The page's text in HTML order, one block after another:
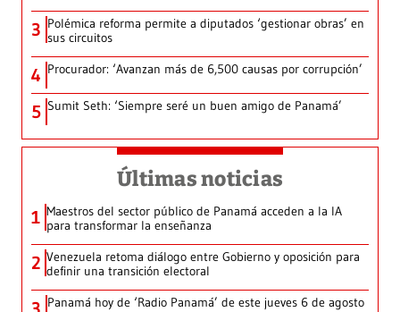
3 Polémica reforma permite a diputados ‘gestionar obras’ en
sus circuitos
4 Procurador: ‘Avanzan más de 6,500 causas por corrupción’
5 Sumit Seth: ‘Siempre seré un buen amigo de Panamá’
Últimas noticias
1 Maestros del sector público de Panamá acceden a la IA
para transformar la enseñanza
2 Venezuela retoma diálogo entre Gobierno y oposición para
definir una transición electoral
Panamá hoy de ‘Radio Panamá’ de este jueves 6 de agosto